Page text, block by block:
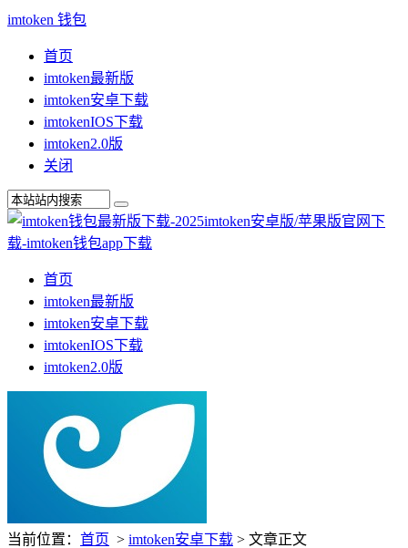
imtoken 钱包
首页
imtoken最新版
imtoken安卓下载
imtokenIOS下载
imtoken2.0版
关闭
首页
imtoken最新版
imtoken安卓下载
imtokenIOS下载
imtoken2.0版
当前位置： 首页 > imtoken安卓下载 > 文章正文